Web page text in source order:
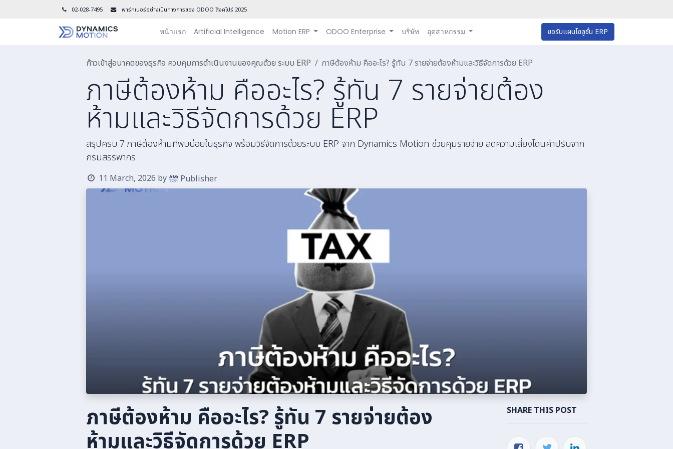
02-028-7495 พาร์ทเนอร์อย่างเป็นทางการของ ODOO สิงคโปร์ 2025
หน้าแรก Artificial Intelligence Motion ERP ODOO Enterprise บริษัท อุตสาหกรรม ขอรับแผนโซลูชั่น ERP
ก้าวเข้าสู่อนาคตของธุรกิจ ควบคุมการดำเนินงานของคุณด้วย ระบบ ERP ภาษีต้องห้าม คืออะไร? รู้ทัน 7 รายจ่ายต้องห้ามและวิธีจัดการด้วย ERP
ภาษีต้องห้าม คืออะไร? รู้ทัน 7 รายจ่ายต้อง
ห้ามและวิธีจัดการด้วย ERP
สรุปครบ 7 ภาษีต้องห้ามที่พบบ่อยในธุรกิจ พร้อมวิธีจัดการด้วยระบบ ERP จาก Dynamics Motion ช่วยคุมรายจ่าย ลดความเสี่ยงโดนค่าปรับจาก
กรมสรรพากร
11 March, 2026 by Publisher
ภาษีต้องห้าม คืออะไร? รู้ทัน 7 รายจ่ายต้อง
ห้ามและวิธีจัดการด้วย ERP
SHARE THIS POST